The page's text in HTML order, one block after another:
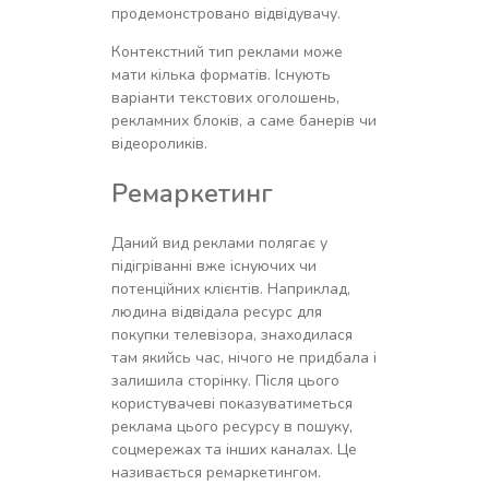
продемонстровано відвідувачу.
Контекстний тип реклами може
мати кілька форматів. Існують
варіанти текстових оголошень,
рекламних блоків, а саме банерів чи
відеороликів.
Ремаркетинг
Даний вид реклами полягає у
підігріванні вже існуючих чи
потенційних клієнтів. Наприклад,
людина відвідала ресурс для
покупки телевізора, знаходилася
там якийсь час, нічого не придбала і
залишила сторінку. Після цього
користувачеві показуватиметься
реклама цього ресурсу в пошуку,
соцмережах та інших каналах. Це
називається ремаркетингом.